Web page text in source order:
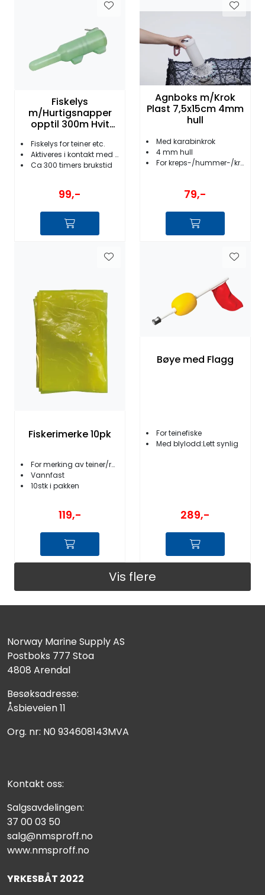
Fiskelys
m/Hurtigsnapper
opptil 300m Hvit
Fiskelys for teiner etc.
Aktiveres i kontakt med vann
Ca 300 timers brukstid
99,-
Agnboks m/Krok
Plast 7,5x15cm 4mm
hull
Med karabinkrok
4 mm hull
For kreps-/hummer-/krabbeteine
79,-
Fiskerimerke 10pk
For merking av teiner/ruser
Vannfast
10stk i pakken
119,-
Bøye med Flagg
For teinefiske
Med blylodd:Lett synlig
289,-
Vis flere
Norway Marine Supply AS
Postboks 777 Stoa
4808 Arendal
Besøksadresse:
Åsbieveien 11
Org. nr: N0 934608143MVA
Kontakt oss:
Salgsavdelingen:
37 00 03 50
salg@nmsproff.no
www.nmsproff.no
YRKESBÅT 2022